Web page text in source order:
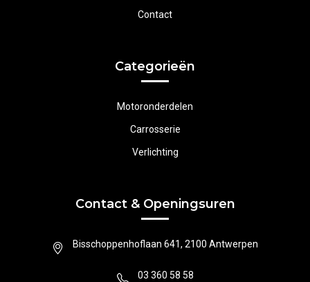
Contact
Categorieën
Motoronderdelen
Carrosserie
Verlichting
Contact & Openingsuren
Bisschoppenhoflaan 641, 2100 Antwerpen
03 360 58 58